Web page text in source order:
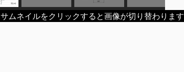
サムネイルをクリックすると画像が切り替わります